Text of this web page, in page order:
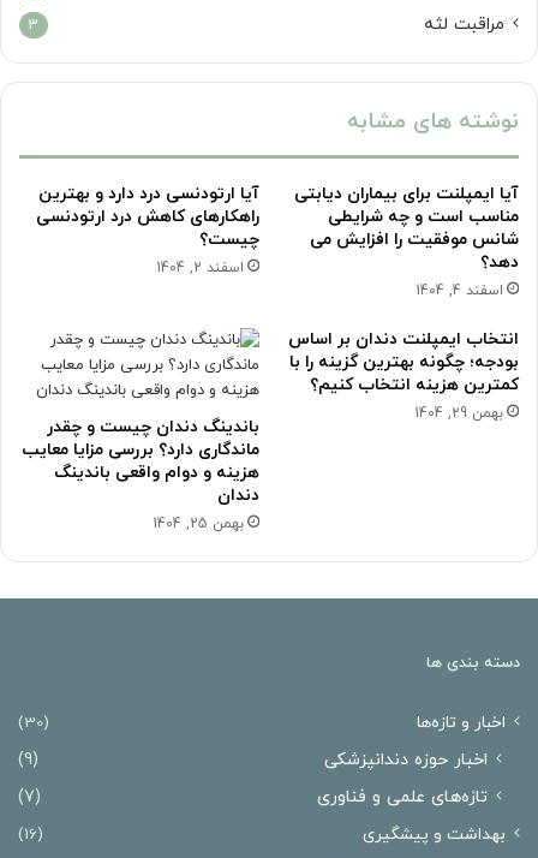
مراقبت لثه 3
نوشته های مشابه
آیا ایمپلنت برای بیماران دیابتی
مناسب است و چه شرایطی
شانس موفقیت را افزایش می
دهد؟
اسفند 4, 1404
آیا ارتودنسی درد دارد و بهترین
راهکارهای کاهش درد ارتودنسی
چیست؟
اسفند 2, 1404
انتخاب ایمپلنت دندان بر اساس
بودجه؛ چگونه بهترین گزینه را با
کمترین هزینه انتخاب کنیم؟
بهمن 29, 1404
باندینگ دندان چیست و چقدر
ماندگاری دارد؟ بررسی مزایا معایب
هزینه و دوام واقعی باندینگ
دندان
بهمن 25, 1404
دسته بندی ها
اخبار و تازه‌ها (30)
اخبار حوزه دندانپزشکی
(9)
تازه‌های علمی و فناوری
(7)
بهداشت و پیشگیری (16)